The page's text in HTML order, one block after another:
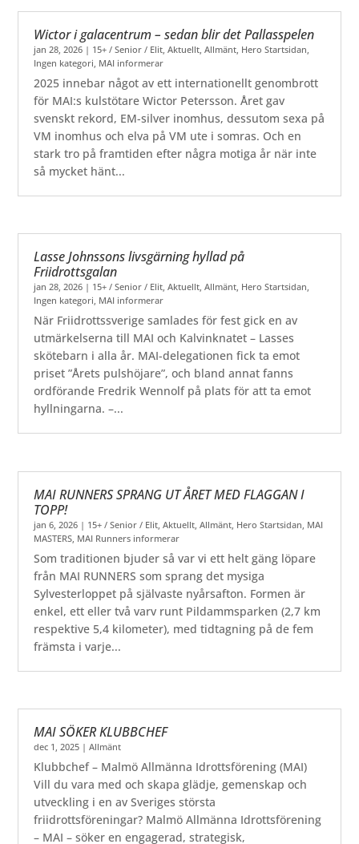
Wictor i galacentrum – sedan blir det Pallasspelen
jan 28, 2026 | 15+ / Senior / Elit,Aktuellt,Allmänt, Hero Startsidan,
Ingen kategori, MAI informerar
2025 innebar något av ett internationellt genombrott
för MAI:s kulstötare Wictor Petersson. Året gav
svenskt rekord, EM-silver inomhus, dessutom sexa på
VM inomhus och elva på VM ute i somras. Och en
stark tro på framtiden efter några motiga år när inte
så mycket hänt...
Lasse Johnssons livsgärning hyllad på
Friidrottsgalan
jan 28, 2026 | 15+ / Senior / Elit,Aktuellt,Allmänt, Hero Startsidan,
Ingen kategori, MAI informerar
När Friidrottssverige samlades för fest gick en av
utmärkelserna till MAI och Kalvinknatet – Lasses
skötebarn i alla år. MAI-delegationen fick ta emot
priset ”Årets pulshöjare”, och bland annat fanns
ordförande Fredrik Wennolf på plats för att ta emot
hyllningarna. –...
MAI RUNNERS SPRANG UT ÅRET MED FLAGGAN I
TOPP!
jan 6, 2026 | 15+ / Senior / Elit ,Aktuellt ,Allmänt Hero Startsidan MAI
MASTERS MAI Runners informerar
Som traditionen bjuder så var vi ett helt gäng löpare
från MAI RUNNERS som sprang det mysiga
Sylvesterloppet på självaste nyårsafton. Formen är
enkel, ett eller två varv runt Pildammsparken (2,7 km
respektive 5,4 kilometer), med tidtagning på de fem
främsta i varje...
MAI SÖKER KLUBBCHEF
dec 1, 2025 |Allmänt
Klubbchef – Malmö Allmänna Idrottsförening (MAI)
Vill du vara med och skapa glädje, gemenskap och
utveckling i en av Sveriges största
friidrottsföreningar? Malmö Allmänna Idrottsförening
– MAI – söker en engagerad, strategisk,